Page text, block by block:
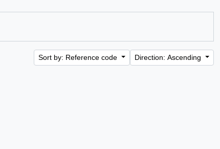
Sort by: Reference code Direction: Ascending